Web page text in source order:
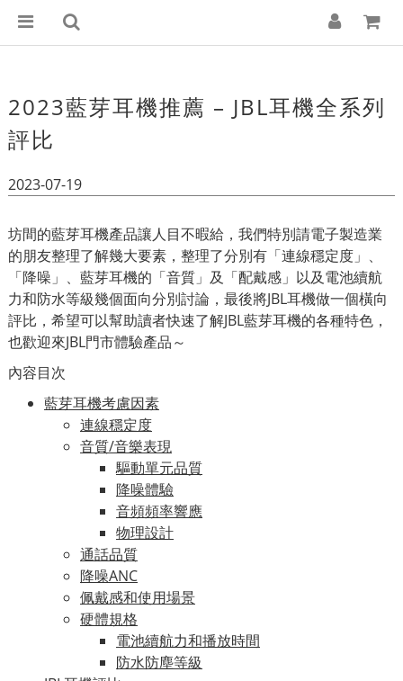
2023藍芽耳機推薦 – JBL耳機全系列
評比
2023-07-19
坊間的藍芽耳機產品讓人目不暇給，我們特別請電子製造業
的朋友整理了解幾大要素，整理了分別有「連線穩定度」、
「降噪」、藍芽耳機的「音質」及「配戴感」以及電池續航
力和防水等級幾個面向分別討論，最後將JBL耳機做一個橫向
評比，希望可以幫助讀者快速了解JBL藍芽耳機的各種特色，
也歡迎來JBL門市體驗產品～
內容目次
藍芽耳機考慮因素
連線穩定度
音質/音樂表現
驅動單元品質
降噪體驗
音頻頻率響應
物理設計
通話品質
降噪ANC
佩戴感和使用場景
硬體規格
電池續航力和播放時間
防水防塵等級